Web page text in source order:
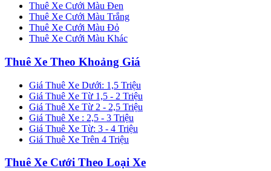
Thuê Xe Cưới Màu Đen
Thuê Xe Cưới Màu Trắng
Thuê Xe Cưới Màu Đỏ
Thuê Xe Cưới Màu Khác
Thuê Xe Theo Khoảng Giá
Giá Thuê Xe Dưới: 1,5 Triệu
Giá Thuê Xe Từ 1,5 - 2 Triệu
Giá Thuê Xe Từ 2 - 2,5 Triệu
Giá Thuê Xe : 2,5 - 3 Triệu
Giá Thuê Xe Từ: 3 - 4 Triệu
Giá Thuê Xe Trên 4 Triệu
Thuê Xe Cưới Theo Loại Xe